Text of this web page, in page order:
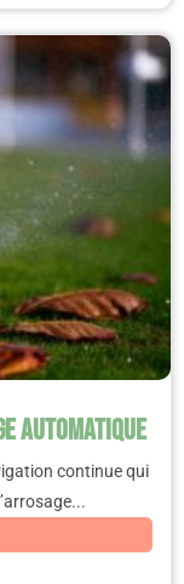
automatique
continue qui